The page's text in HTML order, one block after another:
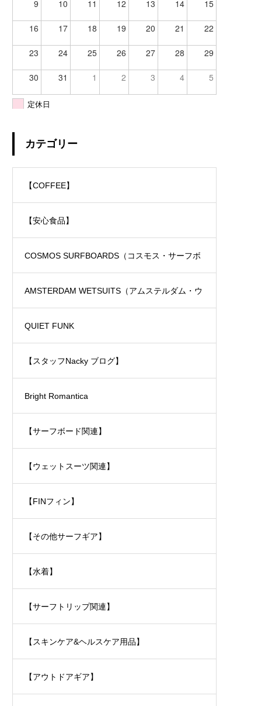
9 10 11 12 13 14 15
16 17 18 19 20 21 22
23 24 25 26 27 28 29
30 31 1 2 3 4 5
定休日
カテゴリー
【COFFEE】
【安心食品】
COSMOS SURFBOARDS（コスモス・サーフボ
ード）
AMSTERDAM WETSUITS（アムステルダム・ウ
ェットスーツ）
QUIET FUNK
【スタッフNacky ブログ】
Bright Romantica
【サーフボード関連】
【ウェットスーツ関連】
【FINフィン】
【その他サーフギア】
【水着】
【サーフトリップ関連】
【スキンケア&ヘルスケア用品】
【アウトドアギア】